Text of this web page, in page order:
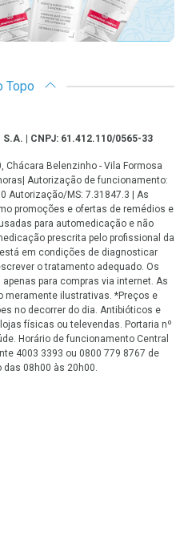
Topo
| CNPJ: 61.412.110/0565-33
Chácara Belenzinho - Vila Formosa
Autorização de funcionamento:
Autorização/MS: 7.31847.3 | As
promoções e ofertas de remédios e
para automedicação e não
prescrita pelo profissional da
em condições de diagnosticar
o tratamento adequado. Os
para compras via internet. As
ilustrativas. *Preços e
no decorrer do dia. Antibióticos e
físicas ou televendas. Portaria nº
Horário de funcionamento Central
4003 3393 ou 0800 779 8767 de
das 08h00 às 20h00.